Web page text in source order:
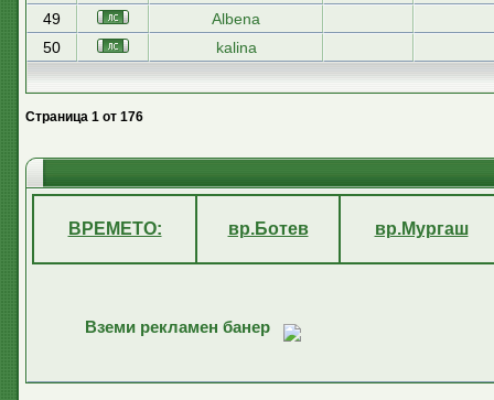
49
Albena
50
kalina
Страница 1 от 176
ВРЕМЕТО: вр.Ботев вр.Мургаш
Вземи рекламен банер